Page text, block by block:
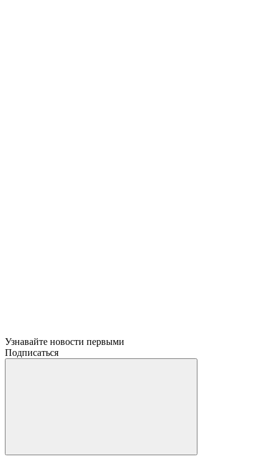
Узнавайте новости первыми
Подписаться